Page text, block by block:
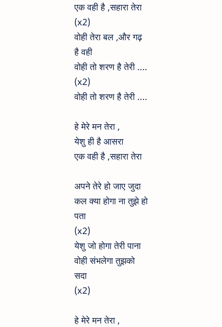
एक वही है ,सहारा तेरा
(x2)
वोही तेरा बल ,और गढ़
है वही
वोही तो शरण है तेरी ....
(x2)
वोही तो शरण है तेरी ....
हे मेरे मन तेरा ,
येशु ही है आसरा
एक वही है ,सहारा तेरा
अपने तेरे हो जाए जुदा
कल क्या होगा ना तुझे हो
पता
(x2)
येशु जो होगा तेरी पाना
वोही संभलेगा तुझको
सदा
(x2)
हे मेरे मन तेरा ,